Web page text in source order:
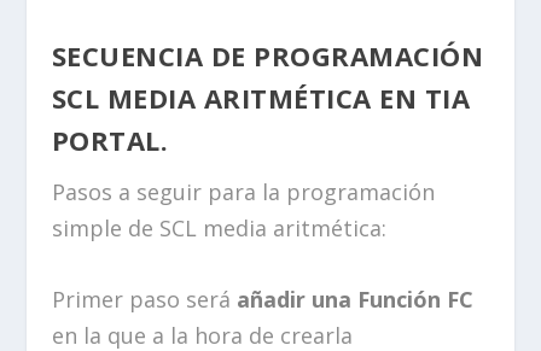
SECUENCIA DE PROGRAMACIÓN
SCL MEDIA ARITMÉTICA EN TIA
PORTAL.
Pasos a seguir para la programación
simple de SCL media aritmética:
Primer paso será añadir una Función FC
en la que a la hora de crearla